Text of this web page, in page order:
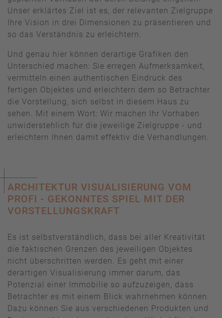
Unser erklärtes Ziel ist es, der relevanten Zielgruppe
Ihre Vision in drei Dimensionen zu präsentieren und
so das Verständnis zu erleichtern.
Und genau hier können derartige Grafiken den
Unterschied machen: Sie erregen Aufmerksamkeit,
vermitteln einen authentischen Eindruck des
fertigen Objektes und erleichtern dem so Betrachter
die Vorstellung, sich selbst in diesem Haus zu
sehen. Mit einem Wort: Wir machen Ihr Vorhaben
unwiderstehlich für die jeweilige Zielgruppe - und
erleichtern Ihnen damit effektiv die Verhandlungen.
ARCHITEKTUR VISUALISIERUNG VOM
PROFI - GEKONNTES SPIEL MIT DER
VORSTELLUNGSKRAFT
Es ist selbstverständlich, dass bei aller Kreativität
die faktischen Grenzen des jeweiligen Objektes
nicht überschritten werden. Es geht mit einer
derartigen Visualisierung immer darum, das
Potenzial einer Immobilie so aufzuzeigen, dass
Betrachter es mit einem Blick wahrnehmen können.
Dazu können Sie aus verschiedenen Produkten und